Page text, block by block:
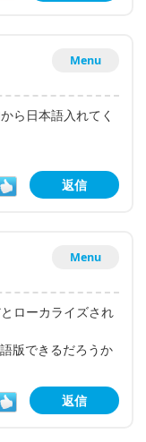
Menu
ら日本語入れてく
返信
Menu
ローカライズされ
版できるだろうか
返信